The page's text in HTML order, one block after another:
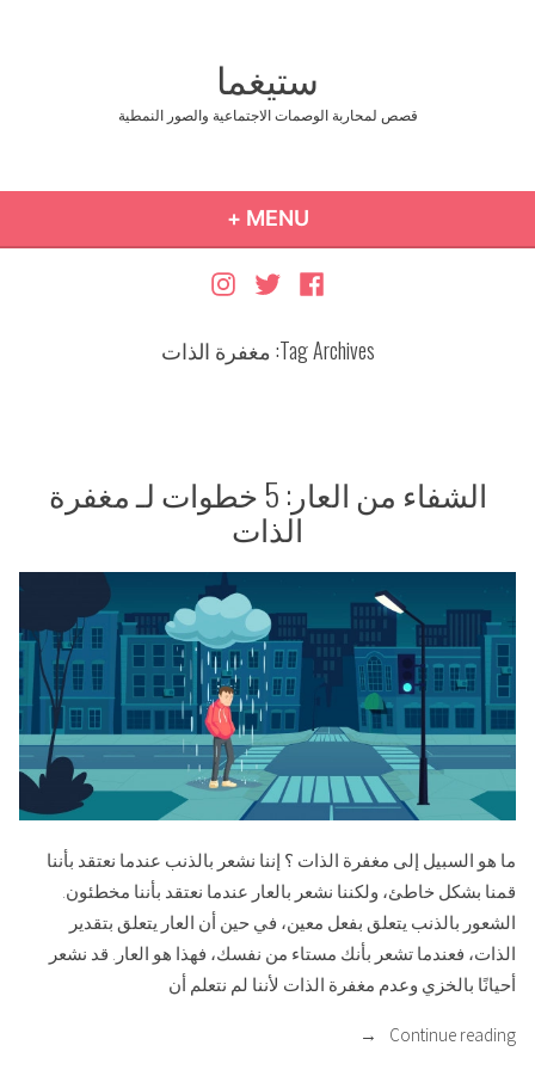
ستيغما
قصص لمحاربة الوصمات الاجتماعية والصور النمطية
MENU
+
Facebook
Twitter
Instagram
Tag Archives: مغفرة الذات
الشفاء من العار: 5 خطوات لـ مغفرة
الذات
ما هو السبيل إلى مغفرة الذات ؟ إننا نشعر بالذنب عندما نعتقد بأننا
قمنا بشكل خاطئ، ولكننا نشعر بالعار عندما نعتقد بأننا مخطئون.
الشعور بالذنب يتعلق بفعل معين، في حين أن العار يتعلق بتقدير
الذات، فعندما تشعر بأنك مستاء من نفسك، فهذا هو العار. قد نشعر
أحيانًا بالخزي وعدم مغفرة الذات لأننا لم نتعلم أن
Continue reading
“الشفاء